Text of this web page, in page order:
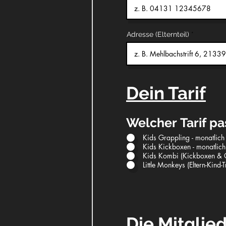
Adresse (Elternteil)
Dein Tarif
Welcher Tarif
Kids Grappling -
Kids Kickboxen -
Kids Kombi (Kickboxen &
Little Monkeys (Eltern-